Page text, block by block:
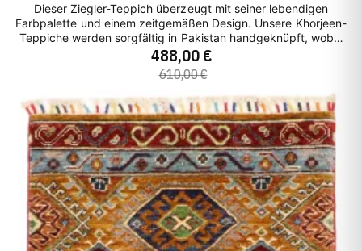
Dieser Ziegler-Teppich überzeugt mit seiner lebendigen
Farbpalette und einem zeitgemäßen Design. Unsere Khorjeen-
Teppiche werden sorgfältig in Pakistan handgeknüpft, wobei
die reinen Naturfarben und die erstklassige Schafswolle aus
Afghanistan stammen. Die verspielten Muster, insbesondere
die floralen Motive, sind kunstvoll integriert. Trotz seiner
lebhaften Farben strahlt dieser Teppich eine beruhigende
Aura aus und verleiht jedem Raum eine belebende
Atmosphäre.
488,00 €
610,00 €